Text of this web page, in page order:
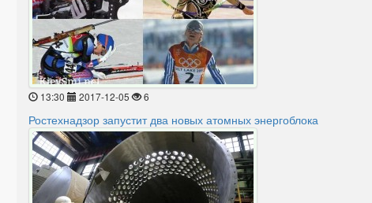
13:30 2017-12-05 6
Ростехнадзор запустит два новых атомных энергоблока